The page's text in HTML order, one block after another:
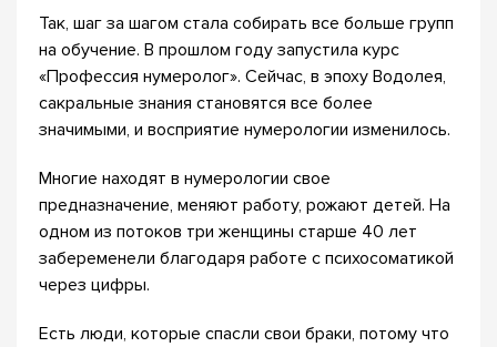
Так, шаг за шагом стала собирать все больше групп
на обучение. В прошлом году запустила курс
«Профессия нумеролог». Сейчас, в эпоху Водолея,
сакральные знания становятся все более
значимыми, и восприятие нумерологии изменилось.
Многие находят в нумерологии свое
предназначение, меняют работу, рожают детей. На
одном из потоков три женщины старше 40 лет
забеременели благодаря работе с психосоматикой
через цифры.
Есть люди, которые спасли свои браки, потому что